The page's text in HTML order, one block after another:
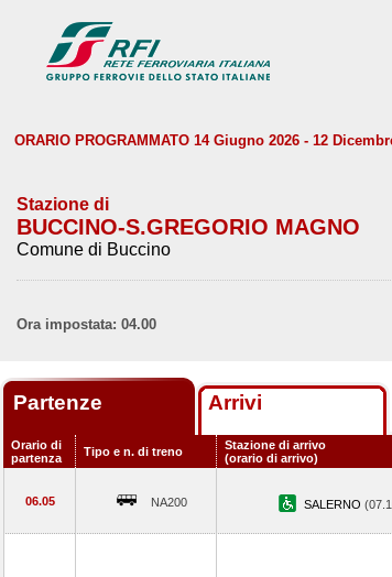
ORARIO PROGRAMMATO 14 Giugno 2026 - 12
Stazione di
BUCCINO-S.GREGORIO MAGNO
Comune di Buccino
Ora impostata: 04.00
Partenze Arrivi
Orario di
partenza
Tipo e n. di treno
Stazione di arrivo
(orario di arrivo)
06.05 NA200 SALERNO